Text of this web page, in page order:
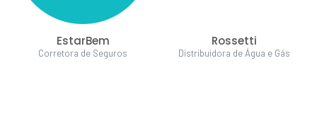
EstarBem
Corretora de Seguros
Rossetti
Distribuidora de Água e Gás